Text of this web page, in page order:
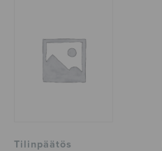
Tilinpäätös